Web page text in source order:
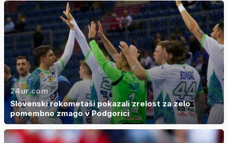
24ur.com
Slovenski rokometaši pokazali zrelost za zelo
pomembno zmago v Podgorici